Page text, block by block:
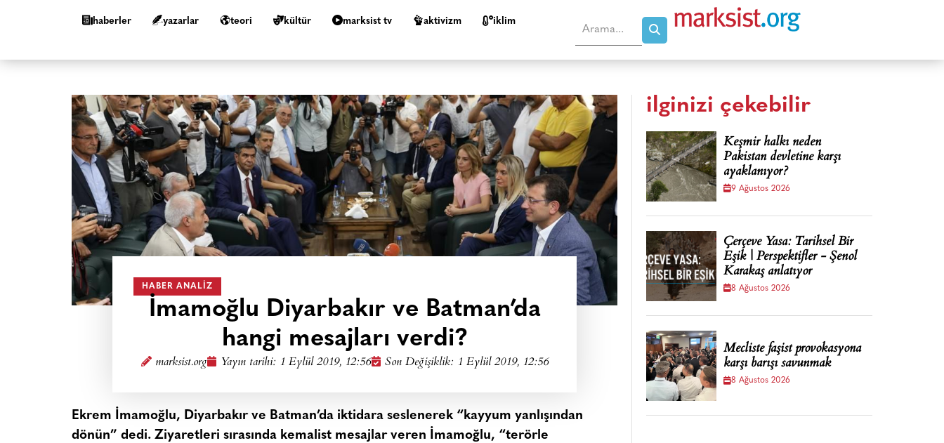
haberler yazarlar teori kültür marksist tv aktivizm i̇klim
HABER ANALIZ
İmamoğlu Diyarbakır ve Batman’da
hangi mesajları verdi?
marksist.org Yayın tarihi: 1 Eylül 2019, 12:56 Son Değişiklik: 1 Eylül 2019, 12:56
Ekrem İmamoğlu, Diyarbakır ve Batman’da iktidara seslenerek “kayyum yanlışından
dönün” dedi. Ziyaretleri sırasında kemalist mesajlar veren İmamoğlu, “terörle
ilginizi çekebilir
Keşmir halkı neden
Pakistan devletine karşı
ayaklanıyor?
9 Ağustos 2026
Çerçeve Yasa: Tarihsel Bir
Eşik | Perspektifler - Şenol
Karakaş anlatıyor
8 Ağustos 2026
Mecliste faşist provokasyona
karşı barışı savunmak
8 Ağustos 2026